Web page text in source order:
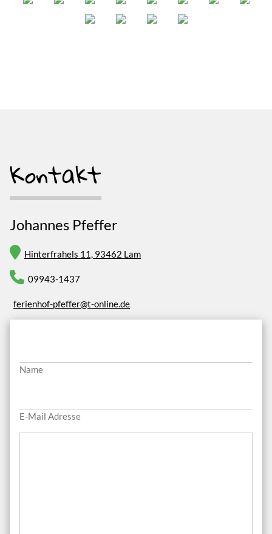
Kontakt
Johannes Pfeffer
Hinterfrahels 11, 93462 Lam
09943-1437
ferienhof-pfeffer@t-online.de
Name
E-Mail Adresse